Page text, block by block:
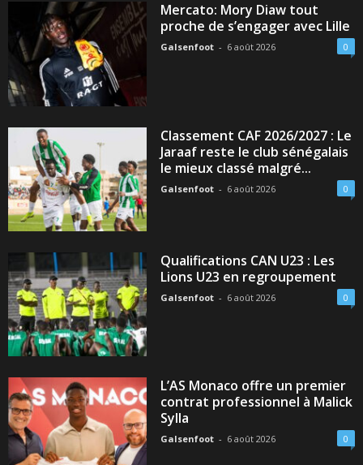
Mercato: Mory Diaw tout
proche de s’engager avec Lille
Galsenfoot - 6 août 2026 0
Classement CAF 2026/2027 : Le
Jaraaf reste le club sénégalais
le mieux classé malgré...
Galsenfoot - 6 août 2026 0
Qualifications CAN U23 : Les
Lions U23 en regroupement
Galsenfoot - 6 août 2026 0
L’AS Monaco offre un premier
contrat professionnel à Malick
Sylla
Galsenfoot - 6 août 2026 0